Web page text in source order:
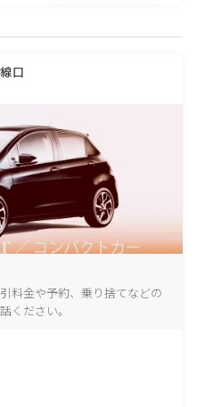
口
料金や予約、乗り捨てなどの
ください。